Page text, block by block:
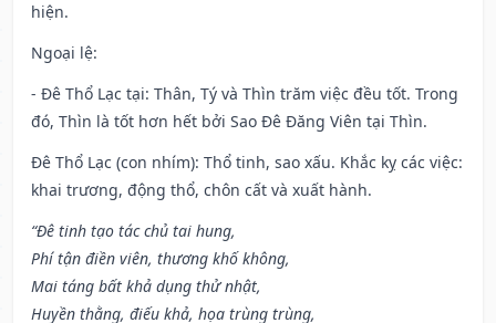
hiện.
Ngoại lệ:
- Đê Thổ Lạc tại: Thân, Tý và Thìn trăm việc đều tốt. Trong
đó, Thìn là tốt hơn hết bởi Sao Đê Đăng Viên tại Thìn.
Đê Thổ Lạc (con nhím): Thổ tinh, sao xấu. Khắc kỵ các việc:
khai trương, động thổ, chôn cất và xuất hành.
“Đê tinh tạo tác chủ tai hung,
Phí tận điền viên, thương khố không,
Mai táng bất khả dụng thử nhật,
Huyền thằng, điếu khả, họa trùng trùng,